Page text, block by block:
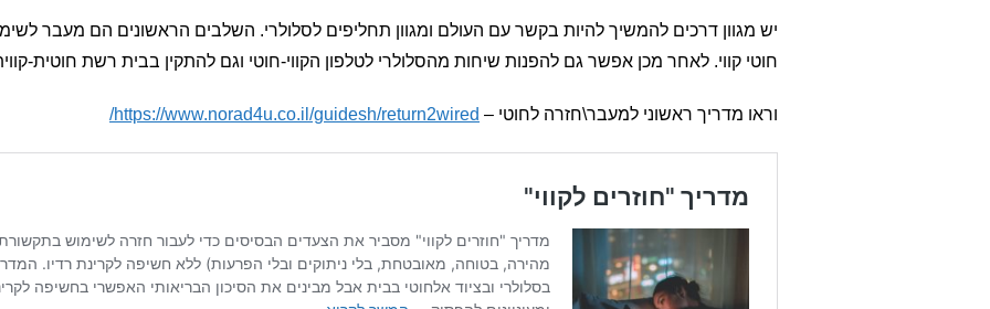
יש מגוון דרכים להמשיך להיות בקשר עם העולם ומגוון תחליפים לסלולרי. השלבים הראשונים הם מעבר
חוטי קווי. לאחר מכן אפשר גם להפנות שיחות מהסלולרי לטלפון הקווי-חוטי וגם להתקין בבית רשת חוטית-
וראו מדריך ראשוני למעבר\חזרה לחוטי – https://www.norad4u.co.il/guidesh/return2wired/